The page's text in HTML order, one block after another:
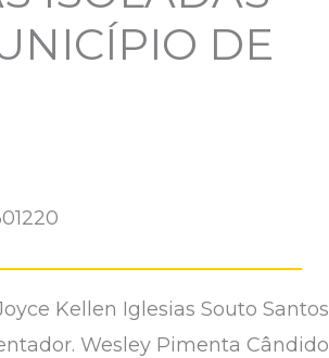
DE
Kellen Iglesias Souto Santos
Wesley Pimenta Cândido